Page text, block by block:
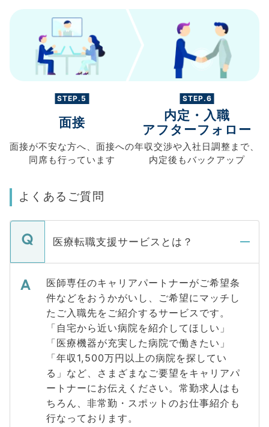
STEP.5
面接
面接が不安な方へ、 面接への
同席も行っています
STEP.6
内定・入職
アフターフォロー
年収交渉や入社日調整まで、
内定後もバックアップ
よくあるご質問
医療転職支援サービスとは？
医師専任のキャリアパートナーがご希望条
件などをおうかがいし、ご希望にマッチし
たご入職先をご紹介するサービスです。
「自宅から近い病院を紹介してほしい」
「医療機器が充実した病院で働きたい」
「年収1,500万円以上の病院を探してい
る」など、さまざまなご要望をキャリアパ
ートナーにお伝えください。常勤求人はも
ちろん、非常勤・スポットのお仕事紹介も
行なっております。